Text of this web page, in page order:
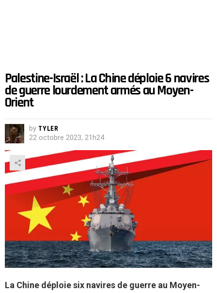
Palestine-Israël : La Chine déploie 6 navires
de guerre lourdement armés au Moyen-
Orient
by TYLER
22 octobre 2023, 21h24
La Chine déploie six navires de guerre au Moyen-